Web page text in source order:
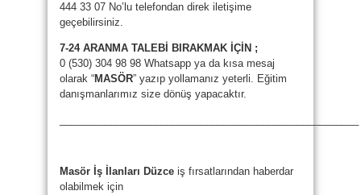
444 33 07 No’lu telefondan direk iletişime
geçebilirsiniz.
7-24 ARANMA TALEBİ BIRAKMAK İÇİN ;
0 (530) 304 98 98 Whatsapp ya da kısa mesaj
olarak “MASÖR” yazıp yollamanız yeterli. Eğitim
danışmanlarımız size dönüş yapacaktır.
Masör İş İlanları Düzce iş fırsatlarından haberdar
olabilmek için